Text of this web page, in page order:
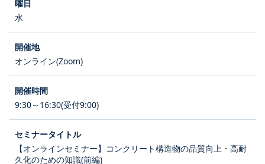
水
オンライン(Zoom)
9:30～16:30(受付9:00)
【オンラインセミナー】コンクリート構造物の品質向上・高耐
久化のための知識(前編)